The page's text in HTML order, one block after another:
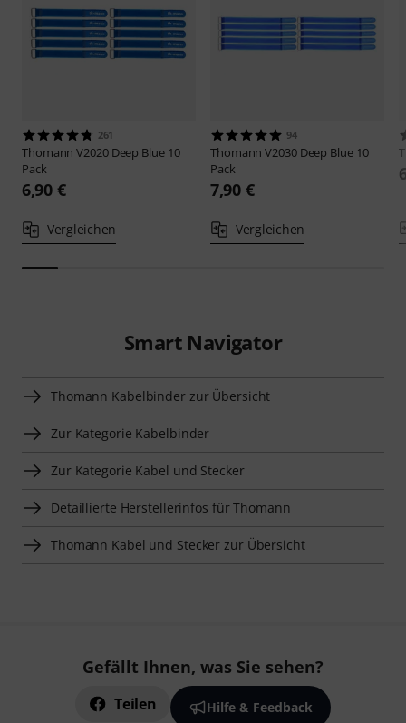
261
ThomannV2020 Deep Blue 10
Pack
6,90 €
Vergleichen
94
ThomannV2030 Deep Blue 10
Pack
7,90 €
Vergleichen
Smart Navigator
Thomann Kabelbinder zur Übersicht
Zur Kategorie Kabelbinder
Zur Kategorie Kabel und Stecker
Detaillierte Herstellerinfos für Thomann
Thomann Kabel und Stecker zur Übersicht
Gefällt Ihnen, was Sie sehen?
Teilen Hilfe & Feedback